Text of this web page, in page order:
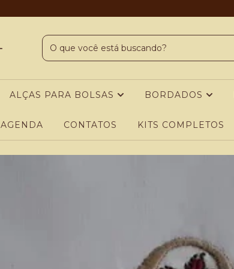
ALÇAS PARA BOLSAS BORDADOS
AGENDA CONTATOS KITS COMPLETOS